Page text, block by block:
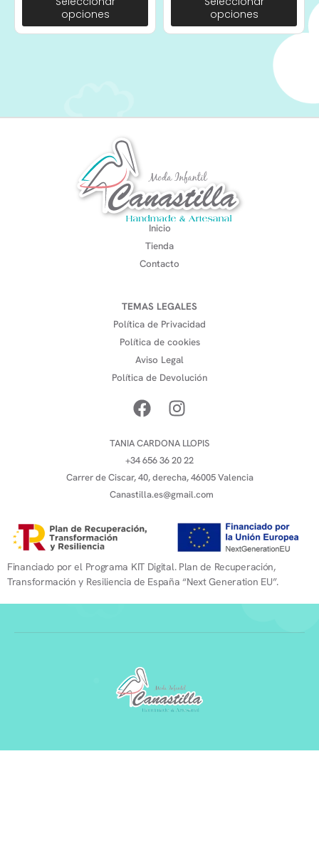
opciones
opciones
Inicio
Tienda
Contacto
TEMAS LEGALES
Política de Privacidad
Política de cookies
Aviso Legal
Política de Devolución
TANIA CARDONA LLOPIS
+34 656 36 20 22
Carrer de Ciscar, 40, derecha, 46005 Valencia
Canastilla.es@gmail.com
Financiado por el Programa KIT Digital. Plan de Recuperación,
Transformación y Resiliencia de España “Next Generation EU”.